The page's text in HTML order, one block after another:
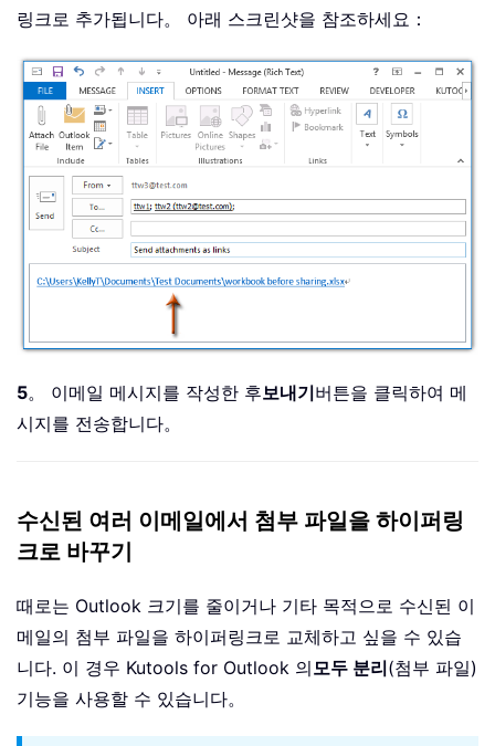
링크로 추가됩니다。 아래 스크린샷을 참조하세요：
5。 이메일 메시지를 작성한 후보내기버튼을 클릭하여 메
시지를 전송합니다。
수신된 여러 이메일에서 첨부 파일을 하이퍼링
크로 바꾸기
때로는 Outlook 크기를 줄이거나 기타 목적으로 수신된 이
메일의 첨부 파일을 하이퍼링크로 교체하고 싶을 수 있습
니다. 이 경우 Kutools for Outlook 의모두 분리(첨부 파일)
기능을 사용할 수 있습니다。